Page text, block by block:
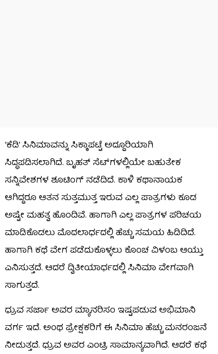
‘ಕೆಡಿ’ ಸಿನಿಮಾವನ್ನು ಸಿಕ್ಕಾಪಟ್ಟೆ ಅದ್ದೂರಿಯಾಗಿ
ಸಿದ್ಧಪಡಿಸಲಾಗಿದೆ. ಬೃಹತ್ ಸೆಟ್​ಗಳಲ್ಲಿಯೇ ಬಹುತೇಕ
ಸನ್ನಿವೇಶಗಳ ಶೂಟಿಂಗ್ ನಡೆದಿದೆ. ಕಾಳಿ ಕಥಾನಾಯಕ
ಆಗಿದ್ದರೂ ಆತನ ಸುತ್ತಮುತ್ತ ಇರುವ ಎಲ್ಲ ಪಾತ್ರಗಳು ಕೂಡ
ಅಷ್ಟೇ ಮಹತ್ವ ಹೊಂದಿವೆ. ಹಾಗಾಗಿ ಎಲ್ಲ ಪಾತ್ರಗಳ ಪರಿಚಯ
ಮಾಡಿಕೊಡಲು ಮೊದಲಾರ್ಧದಲ್ಲಿ ಹೆಚ್ಚು ಸಮಯ ಹಿಡಿದಿದೆ.
ಹಾಗಾಗಿ ಕಥೆ ವೇಗ ಪಡೆದುಕೊಳ್ಳಲು ಕೊಂಚ ವಿಳಂಬ ಆಯ್ತು
ಎನಿಸುತ್ತದೆ. ಆದರೆ ದ್ವಿತೀಯಾರ್ಧದಲ್ಲಿ ಸಿನಿಮಾ ವೇಗವಾಗಿ
ಸಾಗುತ್ತದೆ.
ಧ್ರುವ ಸರ್ಜಾ ಅವರ ಮ್ಯಾನರಿಸಂ ಇಷ್ಟಪಡುವ ಅಭಿಮಾನಿ
ವರ್ಗ ಇದೆ. ಅಂಥ ಪ್ರೇಕ್ಷಕರಿಗೆ ಈ ಸಿನಿಮಾ ಹೆಚ್ಚು ಮನರಂಜನೆ
ನೀಡುತ್ತದೆ. ಧ್ರುವ ಅವರ ಎಂಟ್ರಿ ಸಾಮಾನ್ಯವಾಗಿದೆ. ಆದರೆ ಕಥೆ